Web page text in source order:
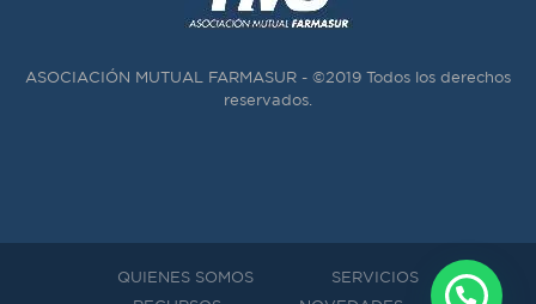
ASOCIACIÓN MUTUAL FARMASUR - ©2019 Todos los derechos
reservados.
QUIENES SOMOS
SERVICIOS